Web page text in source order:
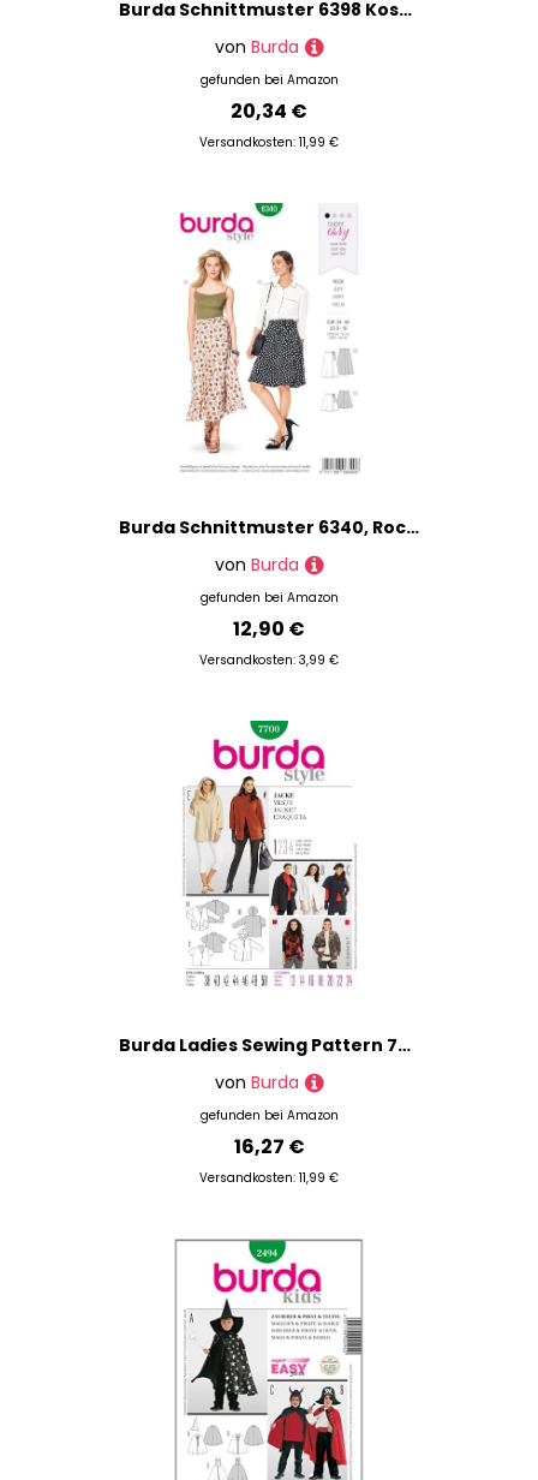
Burda Schnittmuster 6398 Kostüme, Kleider 36-46
von Burda
gefunden bei Amazon
20,34 €
Versandkosten: 11,99 €
Burda Schnittmuster 6340, Rock [Damen, Größe 34-44] zum Selbernähen, ideal für Anfänger [L1]
von Burda
gefunden bei Amazon
12,90 €
Versandkosten: 3,99 €
Burda Ladies Sewing Pattern 7700 - Jacket Sizes: 12-24 by Burda
von Burda
gefunden bei Amazon
16,27 €
Versandkosten: 11,99 €